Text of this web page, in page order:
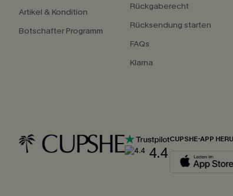
Artikel & Kondition
Botschafter Programm
Rückgaberecht
Rücksendung starten
FAQs
Klarna
4.4
CUPSHE-APP